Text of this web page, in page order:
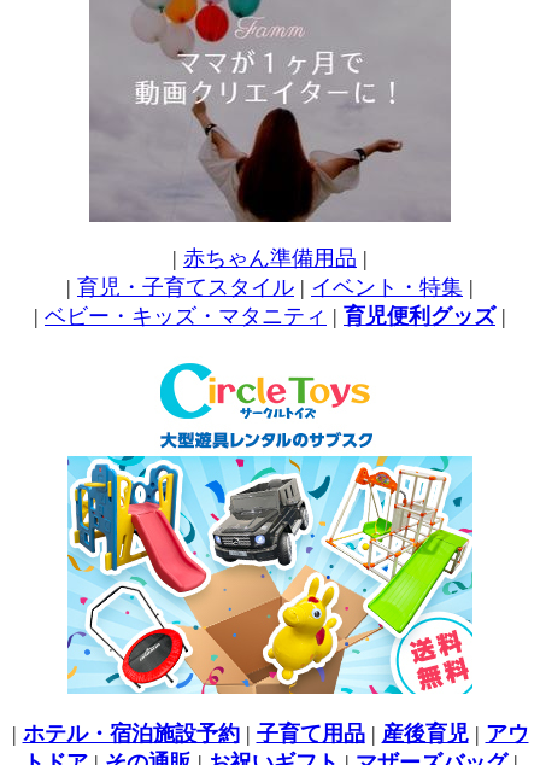
| 赤ちゃん準備用品 |
| 育児・子育てスタイル | イベント・特集 |
| ベビー・キッズ・マタニティ | 育児便利グッズ|
| ホテル・宿泊施設予約| 子育て用品| 産後育児| アウ